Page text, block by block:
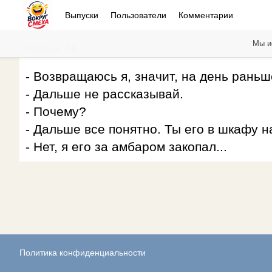
Выпуски Пользователи Комментарии
- Возвращаюсь я, значит, на день
- Дальше не рассказывай.
- Почему?
- Дальше все понятно. Ты его в шкафу
- Нет, я его за амбаром закопал...
Политика конфиденциальности
Мы